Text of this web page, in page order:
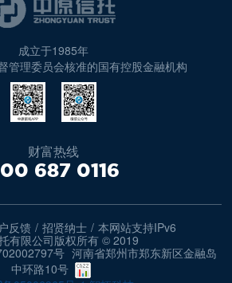
成立于1985年
管理委员会核准的国有控股金融机构
财富热线
687 0116
反馈 / 招贤纳士 / 本网站支持IPv6
有限公司版权所有 © 2019
号 河南省郑州市郑东新区金融岛
中环路10号